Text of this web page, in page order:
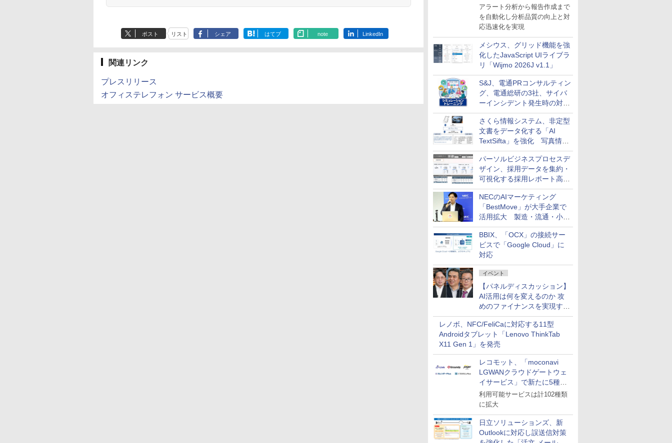
導入
アラート分析から報告作成まで
を自動化し分析品質の向上と対
応迅速化を実現
メシウス、グリッド機能を強
化したJavaScript UIライブラ
リ「Wijmo 2026J v1.1」
S&J、電通PRコンサルティン
グ、電通総研の3社、サイバ
ーインシデント発生時の対応
と危機管理広報を一体的に訓
練するプログラムを提供
さくら情報システム、非定型
文書をデータ化する「AI
TextSifta」を強化 写真情報
のデータ化などに対応
パーソルビジネスプロセスデ
ザイン、採用データを集約・
可視化する採用レポート高速
化サービスを提供
NECのAIマーケティング
「BestMove」が大手企業で
活用拡大 製造・流通・小売
企業・広告代理店などが実装
フェーズへ
BBIX、「OCX」の接続サー
ビスで「Google Cloud」に
対応
イベント
【パネルディスカッション】
AI活用は何を変えるのか 攻
めのファイナンスを実現する
業務設計とマインドセット変
革
レノボ、NFC/FeliCaに対応する11型
Androidタブレット「Lenovo ThinkTab
X11 Gen 1」を発売
レコモット、「moconavi
LGWANクラウドゲートウェ
イサービス」で新たに5種類
のサービスと連携開始
利用可能サービスは計102種類
に拡大
日立ソリューションズ、新
Outlookに対応し誤送信対策
ポスト リスト シェア はてブ note LinkedIn
関連リンク
プレスリリース
オフィステレフォン サービス概要